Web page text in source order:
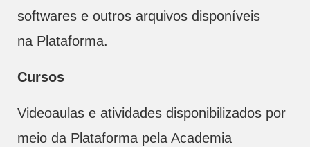
softwares e outros arquivos disponíveis
na Plataforma.
Cursos
Videoaulas e atividades disponibilizados por
meio da Plataforma pela Academia